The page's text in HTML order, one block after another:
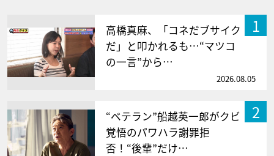
1
高橋真麻、「コネだブサイク
だ」と叩かれるも…“マツコ
の一言”から…
2026.08.05
2
“ベテラン”船越英一郎がクビ
覚悟のパワハラ謝罪拒
否！“後輩”だけ…